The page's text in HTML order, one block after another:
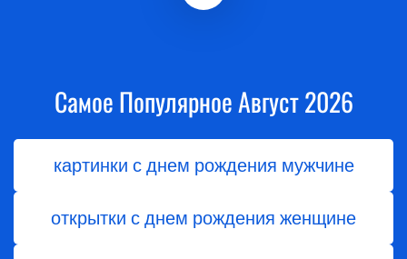
Самое Популярное Август 2026
картинки с днем рождения мужчине
открытки с днем рождения женщине